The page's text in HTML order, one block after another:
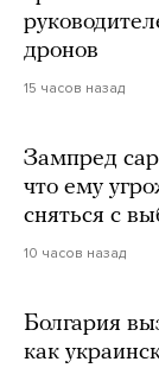
дронов
15 часов назад
Зампред
что ему
сняться с
10 часов назад
Болгария
как